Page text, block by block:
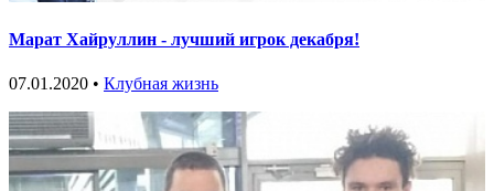
Марат Хайруллин - лучший игрок декабря!
07.01.2020 • Клубная жизнь